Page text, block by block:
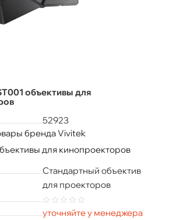
объективы для
52923
бренда Vivitek
для кинопроекторов
Стандартный объектив
для проекторов
уточняйте у менеджера